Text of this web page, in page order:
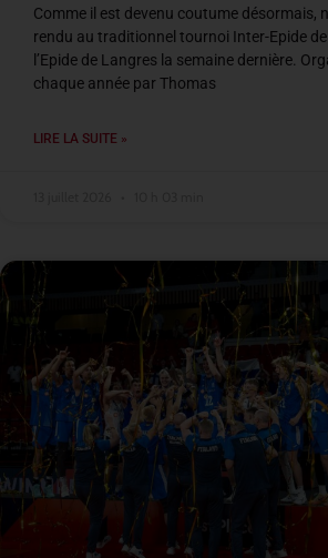
Comme il est devenu coutume désormais,
rendu au traditionnel tournoi Inter-Epide
l’Epide de Langres la semaine dernière.
chaque année par Thomas
LIRE LA SUITE »